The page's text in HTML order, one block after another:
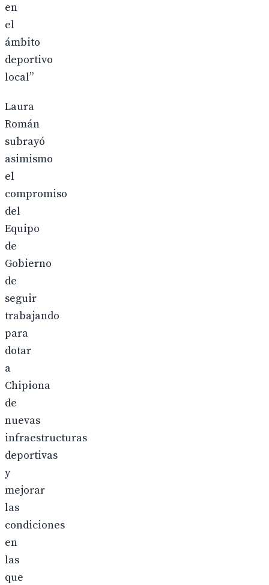
en
el
ámbito
deportivo
local”
Laura
Román
subrayó
asimismo
el
compromiso
del
Equipo
de
Gobierno
de
seguir
trabajando
para
dotar
a
Chipiona
de
nuevas
infraestructuras
deportivas
y
mejorar
las
condiciones
en
las
que